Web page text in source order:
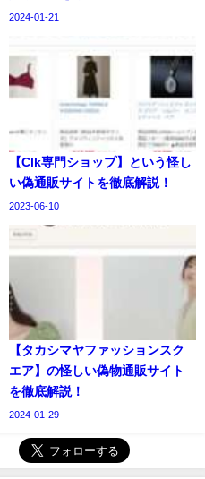
2024-01-21
【Clk専門ショップ】という怪し
い偽通販サイトを徹底解説！
2023-06-10
【タカシマヤファッションスク
エア】の怪しい偽物通販サイト
を徹底解説！
2024-01-29